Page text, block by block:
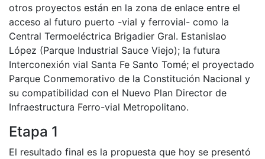
otros proyectos están en la zona de enlace entre el
acceso al futuro puerto -vial y ferrovial- como la
Central Termoeléctrica Brigadier Gral. Estanislao
López (Parque Industrial Sauce Viejo); la futura
Interconexión vial Santa Fe Santo Tomé; el proyectado
Parque Conmemorativo de la Constitución Nacional y
su compatibilidad con el Nuevo Plan Director de
Infraestructura Ferro-vial Metropolitano.
Etapa 1
El resultado final es la propuesta que hoy se presentó